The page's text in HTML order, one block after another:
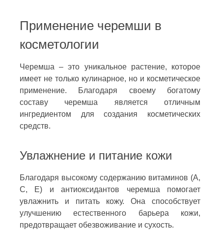
Применение черемши в
косметологии
Черемша – это уникальное растение, которое
имеет не только кулинарное, но и косметическое
применение. Благодаря своему богатому
составу черемша является отличным
ингредиентом для создания косметических
средств.
Увлажнение и питание кожи
Благодаря высокому содержанию витаминов (А,
С, Е) и антиоксидантов черемша помогает
увлажнить и питать кожу. Она способствует
улучшению естественного барьера кожи,
предотвращает обезвоживание и сухость.